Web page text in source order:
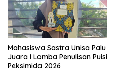
Mahasiswa Sastra Unisa Palu
Juara I Lomba Penulisan Puisi
Peksimida 2026